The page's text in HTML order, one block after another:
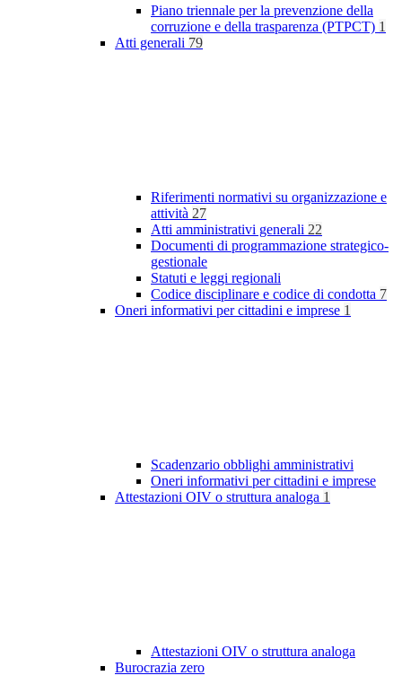
Piano triennale per la prevenzione della
corruzione e della trasparenza (PTPCT) 1
Atti generali 79
Riferimenti normativi su organizzazione e
attività 27
Atti amministrativi generali 22
Documenti di programmazione strategico-
gestionale
Statuti e leggi regionali
Codice disciplinare e codice di condotta 7
Oneri informativi per cittadini e imprese 1
Scadenzario obblighi amministrativi
Oneri informativi per cittadini e imprese
Attestazioni OIV o struttura analoga 1
Attestazioni OIV o struttura analoga
Burocrazia zero